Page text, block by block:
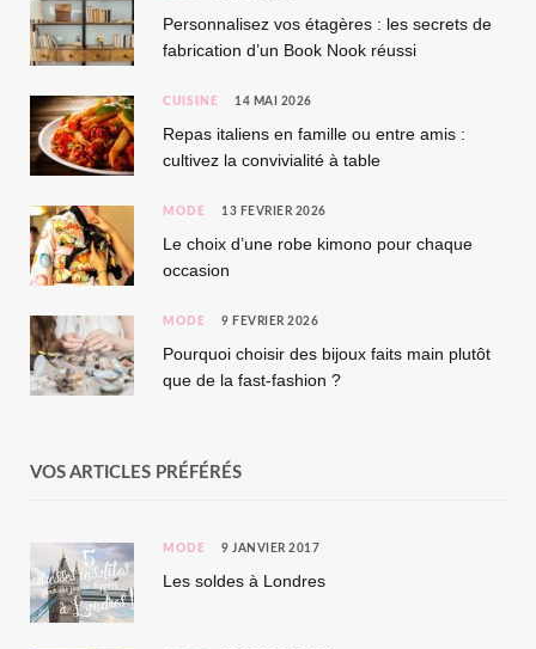
Personnalisez vos étagères : les secrets de
fabrication d’un Book Nook réussi
CUISINE 14 MAI 2026
Repas italiens en famille ou entre amis :
cultivez la convivialité à table
MODE 13 FÉVRIER 2026
Le choix d’une robe kimono pour chaque
occasion
MODE 9 FÉVRIER 2026
Pourquoi choisir des bijoux faits main plutôt
que de la fast-fashion ?
VOS ARTICLES PRÉFÉRÉS
MODE 9 JANVIER 2017
Les soldes à Londres